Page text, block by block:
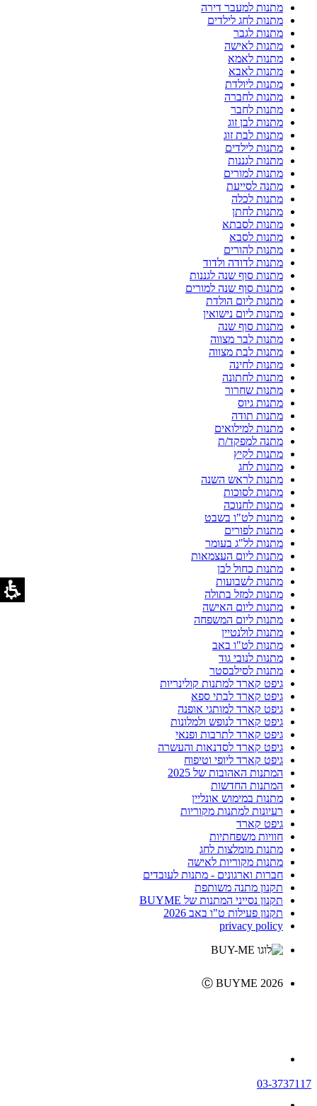
מתנות למעבר דירה
מתנות לחג לילדים
מתנות לגבר
מתנות לאישה
מתנות לאמא
מתנות לאבא
מתנות ליולדת
מתנות לחברה
מתנות לחבר
מתנות לבן זוג
מתנות לבת זוג
מתנות לילדים
מתנות לגננות
מתנות למורים
מתנה לסייעת
מתנות לכלה
מתנות לחתן
מתנות לסבתא
מתנות לסבא
מתנות להורים
מתנות לדודה ולדוד
מתנות סוף שנה לגננות
מתנות סוף שנה למורים
מתנות ליום הולדת
מתנות ליום נישואין
מתנות סוף שנה
מתנות לבר מצווה
מתנות לבת מצווה
מתנות לחינה
מתנות לחתונה
מתנות שחרור
מתנות גיוס
מתנות תודה
מתנות למילואים
מתנה למפקד/ת
מתנות לקיץ
מתנות לחג
מתנות לראש השנה
מתנות לסוכות
מתנות לחנוכה
מתנות לט"ו בשבט
מתנות לפורים
מתנות לל"ג בעומר
מתנות ליום העצמאות
מתנות כחול לבן
מתנות לשבועות
מתנות למזל בתולה
מתנות ליום האישה
מתנות ליום המשפחה
מתנות לולנטיין
מתנות לט"ו באב
מתנות לנובי גוד
מתנות לסילבסטר
גיפט קארד למתנות קולינריות
גיפט קארד לבתי ספא
גיפט קארד למותגי אופנה
גיפט קארד לנופש ולמלונות
גיפט קארד לתרבות ופנאי
גיפט קארד לסדנאות והעשרה
גיפט קארד ליופי וטיפוח
המתנות האהובות של 2025
המתנות החדשות
מתנות במימוש אונליין
רעיונות למתנות מקוריות
גיפט קארד
חוויות משפחתיות
מתנות מומלצות לחג
מתנות מקוריות לאישה
חברות וארגונים - מתנות לעובדים
תקנון מתנה משותפת
תקנון נסייני המתנות של BUYME
תקנון פעילות ט"ו באב 2026
privacy policy
Ⓒ BUYME 2026
03-3737117